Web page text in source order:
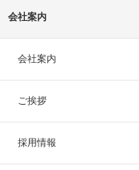
会社案内
会社案内
ご挨拶
採用情報